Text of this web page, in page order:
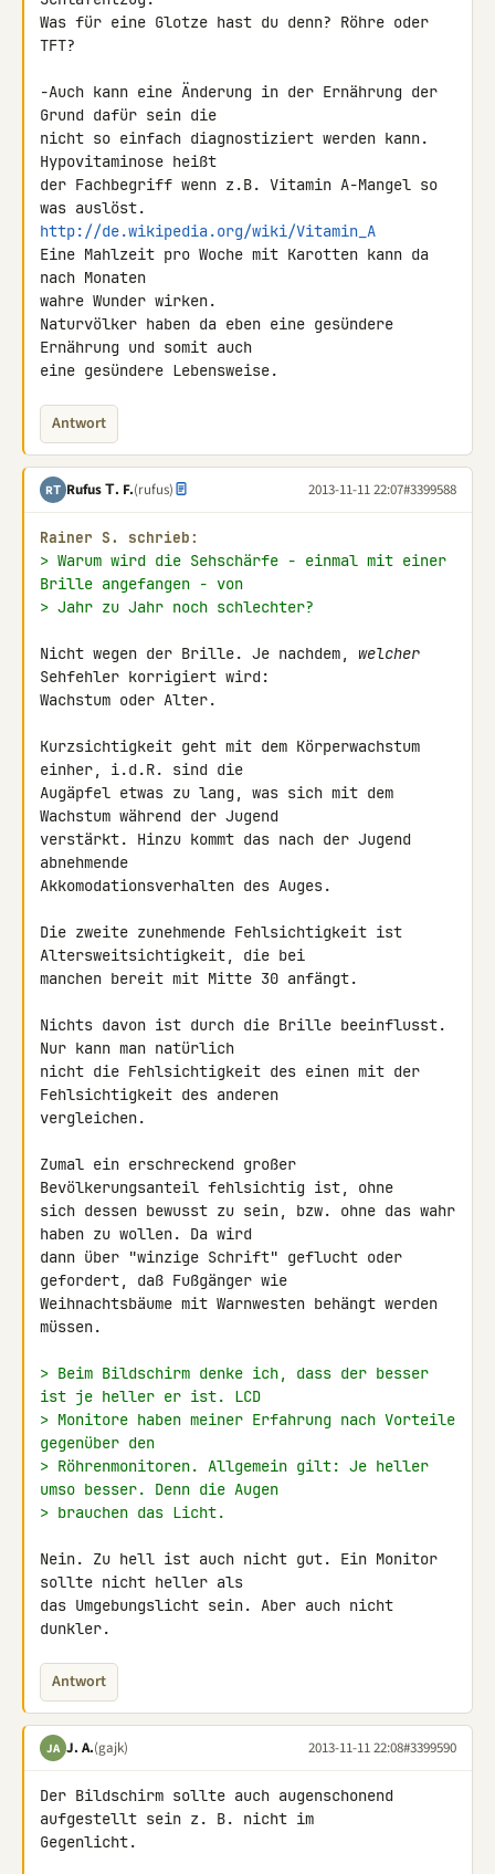
Was für eine Glotze hast du denn? Röhre oder
TFT?
-Auch kann eine Änderung in der Ernährung der
Grund dafür sein die
nicht so einfach diagnostiziert werden kann.
Hypovitaminose heißt
der Fachbegriff wenn z.B. Vitamin A-Mangel so
http://de.wikipedia.org/wiki/Vitamin_A
Eine Mahlzeit pro Woche mit Karotten kann da
nach Monaten
wahre Wunder wirken.
Naturvölker haben da eben eine gesündere
Ernährung und somit auch
eine gesündere Lebensweise.
Antwort
RΤ Rufus Τ. F.(rufus) 2013-11-11 22:07#3399588
Rainer S. schrieb:
> Warum wird die Sehschärfe - einmal mit einer
Brille angefangen - von
> Jahr zu Jahr noch schlechter?
Nicht wegen der Brille. Je nachdem, welcher
Sehfehler korrigiert wird:
Wachstum oder Alter.
Kurzsichtigkeit geht mit dem Körperwachstum
einher, i.d.R. sind die
Augäpfel etwas zu lang, was sich mit dem
Wachstum während der Jugend
verstärkt. Hinzu kommt das nach der Jugend
abnehmende
Akkomodationsverhalten des Auges.
Die zweite zunehmende Fehlsichtigkeit ist
Altersweitsichtigkeit, die bei
manchen bereit mit Mitte 30 anfängt.
Nichts davon ist durch die Brille beeinflusst.
Nur kann man natürlich
nicht die Fehlsichtigkeit des einen mit der
Fehlsichtigkeit des anderen
vergleichen.
Zumal ein erschreckend großer
Bevölkerungsanteil fehlsichtig ist, ohne
sich dessen bewusst zu sein, bzw. ohne das wahr
haben zu wollen. Da wird
dann über "winzige Schrift" geflucht oder
gefordert, daß Fußgänger wie
Weihnachtsbäume mit Warnwesten behängt werden
müssen.
> Beim Bildschirm denke ich, dass der besser
ist je heller er ist. LCD
> Monitore haben meiner Erfahrung nach Vorteile
gegenüber den
> Röhrenmonitoren. Allgemein gilt: Je heller
umso besser. Denn die Augen
> brauchen das Licht.
Nein. Zu hell ist auch nicht gut. Ein Monitor
sollte nicht heller als
das Umgebungslicht sein. Aber auch nicht
dunkler.
Antwort
JA J. A.(gajk) 2013-11-11 22:08#3399590
Der Bildschirm sollte auch augenschonend
aufgestellt sein z. B. nicht im
Gegenlicht.